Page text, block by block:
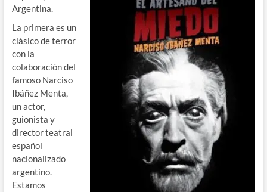
Argentina.
La primera es un
clásico de terror
con la
colaboración del
famoso Narciso
Ibáñez Menta,
un actor,
guionista y
director teatral
español
nacionalizado
argentino.
Estamos